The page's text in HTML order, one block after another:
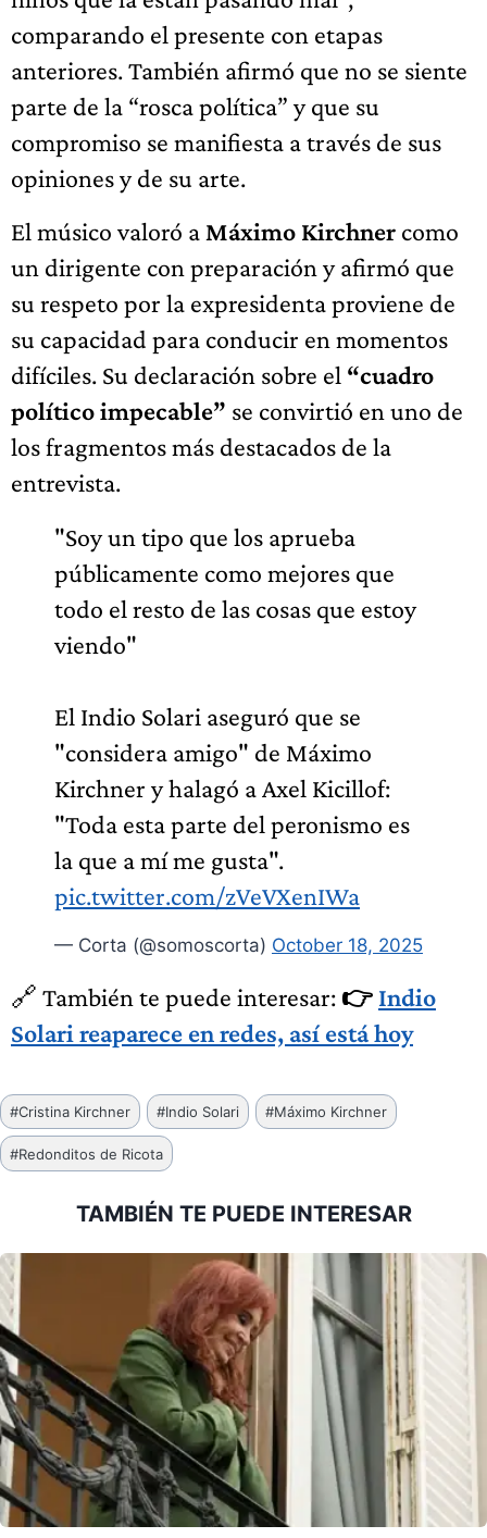
comparando el presente con etapas
anteriores. También afirmó que no se siente
parte de la “rosca política” y que su
compromiso se manifiesta a través de sus
opiniones y de su arte.
El músico valoró a Máximo Kirchner como
un dirigente con preparación y afirmó que
su respeto por la expresidenta proviene de
su capacidad para conducir en momentos
difíciles. Su declaración sobre el “cuadro
político impecable” se convirtió en uno de
los fragmentos más destacados de la
entrevista.
"Soy un tipo que los aprueba
públicamente como mejores que
todo el resto de las cosas que estoy
viendo"
El Indio Solari aseguró que se
"considera amigo" de Máximo
Kirchner y halagó a Axel Kicillof:
"Toda esta parte del peronismo es
la que a mí me gusta".
pic.twitter.com/zVeVXenIWa
— Corta (@somoscorta) October 18, 2025
🔗 También te puede interesar: 👉 Indio
Solari reaparece en redes, así está hoy
Etiquetas
de
la
#Cristina Kirchner #Indio Solari #Máximo Kirchner
#Redonditos de Ricota
TAMBIÉN TE PUEDE INTERESAR